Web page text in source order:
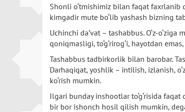
Shonli o‘tmishimiz bilan faqat faxrlanib
kimgadir mute bo‘lib yashash bizning
Uchinchi da’vat – tashabbus. O‘z-
qoniqmasligi, to‘g‘rirog‘i, hayotdan
Tashabbus tadbirkorlik bilan barobar.
Darhaqiqat, yoshlik – intilish, izlanish,
ko‘rish mumkin.
Ilgari bunday inshootlar to‘g‘risida
bir bor ishonch hosil qilish mumkin,